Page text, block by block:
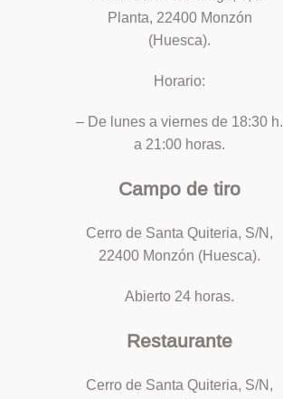
Planta, 22400 Monzón
(Huesca).
Horario:
– De lunes a viernes de 18:30 h.
a 21:00 horas.
Campo de tiro
Cerro de Santa Quiteria, S/N,
22400 Monzón (Huesca).
Abierto 24 horas.
Restaurante
Cerro de Santa Quiteria, S/N,